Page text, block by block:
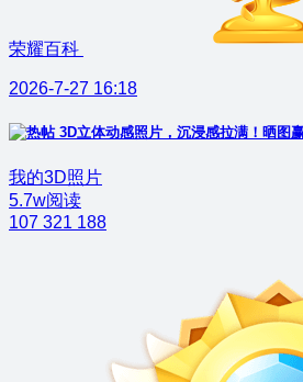
荣耀百科
2026-7-27 16:18
3D立体动感照片，沉浸感拉满！晒图
我的3D照片
5.7w阅读
107 321 188